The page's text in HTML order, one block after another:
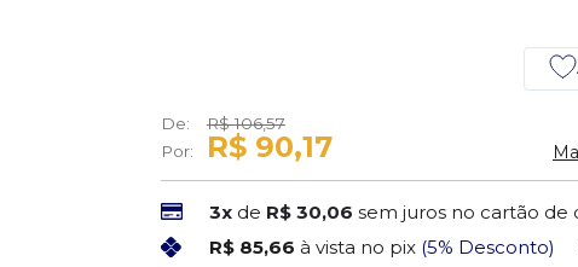
De:
R$ 106,57
Por:
R$ 90,17
3x de R$ 30,06 sem juros no cartão de
R$ 85,66 à vista no pix (5% Desconto)